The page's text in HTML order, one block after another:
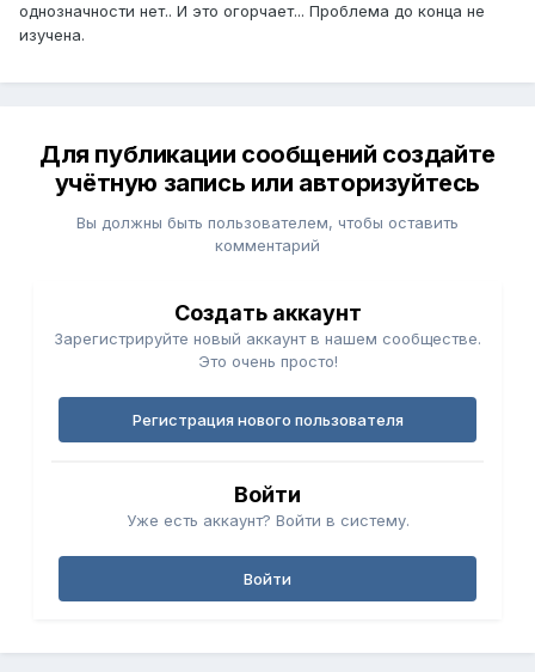
однозначности нет.. И это огорчает... Проблема до конца не
изучена.
Для публикации сообщений создайте
учётную запись или авторизуйтесь
Вы должны быть пользователем, чтобы оставить
комментарий
Создать аккаунт
Зарегистрируйте новый аккаунт в нашем сообществе.
Это очень просто!
Регистрация нового пользователя
Войти
Уже есть аккаунт? Войти в систему.
Войти